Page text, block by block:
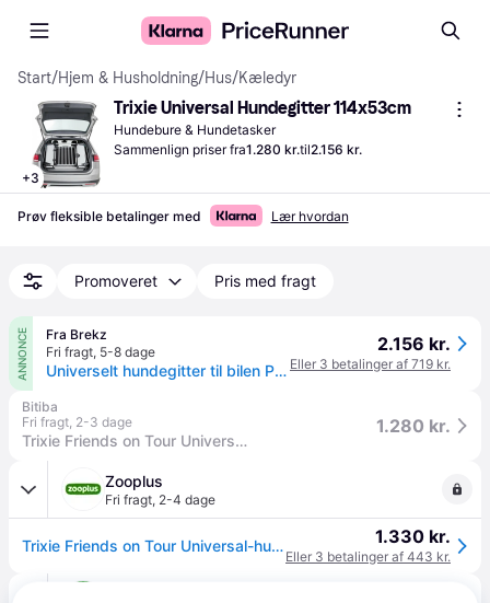
Start/Hjem & Husholdning/Hus/Kæledyr
+3
Trixie Universal Hundegitter 114x53cm
Hundebure & Hundetasker
Sammenlign priser fra1.280 kr.til2.156 kr.
Prøv fleksible betalinger med Lær hvordan
Promoveret Pris med fragt
ANNONCE
Fra Brekz
Fri fragt, 5-8 dage
Universelt hundegitter til bilen Pr. stk.
2.156 kr.
Eller 3 betalinger af 719 kr.
Bitiba
Fri fragt, 2-3 dage
Trixie Friends on Tour Universal-hundegitter - B 94-114 cm × H 69 cm
1.280 kr.
Zooplus
Fri fragt, 2-4 dage
Trixie Friends on Tour Universal-hundegitter - B 94-114 × H 69 cm 1.330 kr.
Eller 3 betalinger af 443 kr.